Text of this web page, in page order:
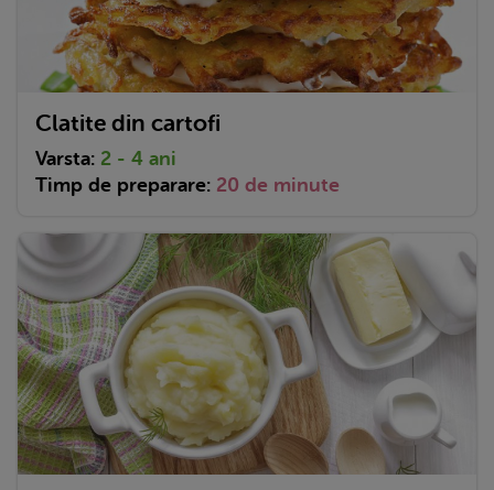
Clatite din cartofi
Varsta: 2 - 4 ani
Timp de preparare: 20 de minute